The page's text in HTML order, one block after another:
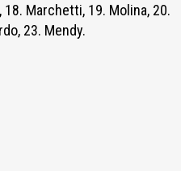
18. Marchetti, 19. Molina, 20.
23. Mendy.